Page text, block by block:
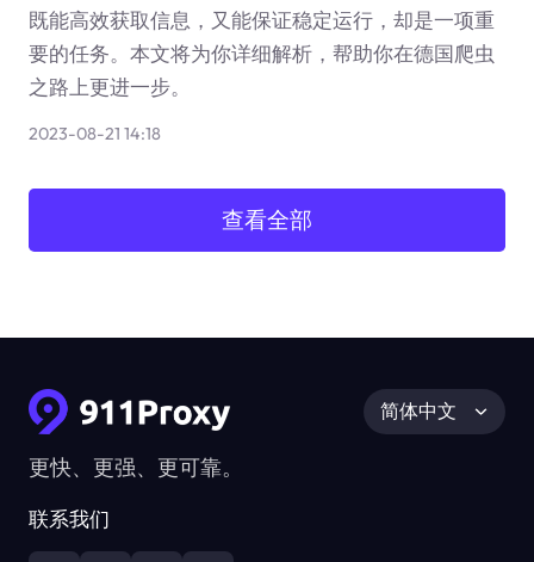
既能高效获取信息，又能保证稳定运行，却是一项重
要的任务。本文将为你详细解析，帮助你在德国爬虫
之路上更进一步。
2023-08-21 14:18
查看全部
更快、更强、更可靠。
联系我们
简体中文